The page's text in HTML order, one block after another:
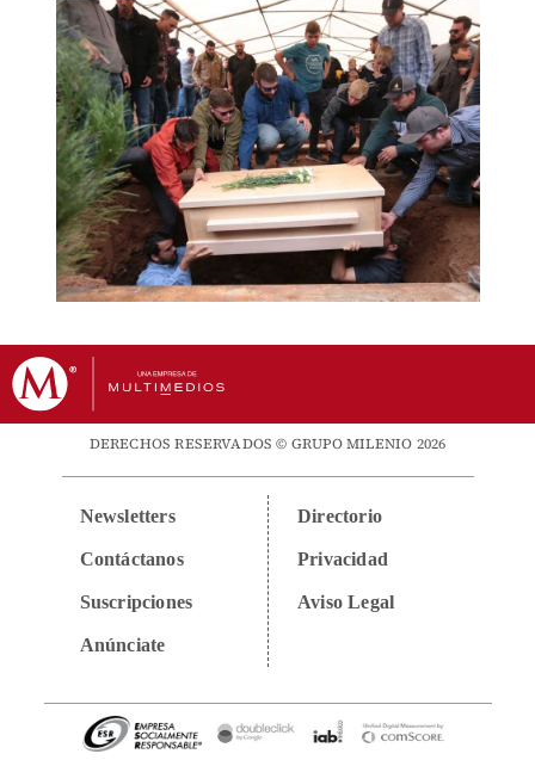
DERECHOS RESERVADOS © GRUPO MILENIO 2026
Newsletters
Contáctanos
Suscripciones
Anúnciate
Directorio
Privacidad
Aviso Legal